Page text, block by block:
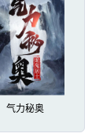
气力秘奥